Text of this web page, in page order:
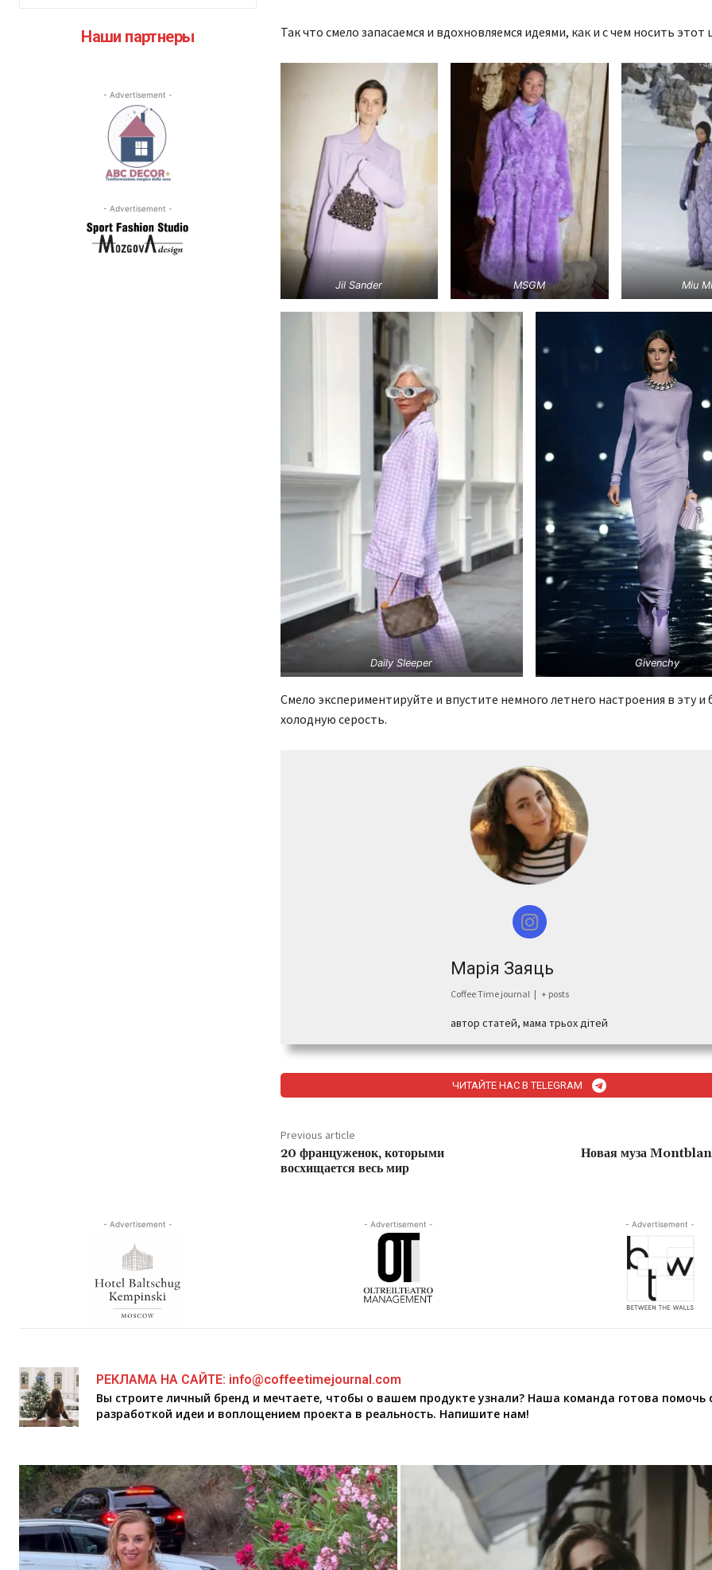
Наши партнеры
- Advertisement -
- Advertisement -
Так что смело запасаемся и вдохновляемся идеями, как и с чем носить этот
Jil Sander MSGM Miu
Daily Sleeper Givenchy
Смело экспериментируйте и впустите немного летнего настроения в эту и
холодную серость.
Марiя Заяць
Coffee Time journal | + posts
автор статей, мама трьох дiтей
ЧИТАЙТЕ НАС В TELEGRAM
Previous article
20 француженок, которыми
восхищается весь мир
Новая муза
- Advertisement - - Advertisement - - Advertisement -
РЕКЛАМА НА САЙТЕ: info@coffeetimejournal.com
Вы строите личный бренд и мечтаете, чтобы о вашем продукте узнали? Наша команда готова помочь
разработкой идеи и воплощением проекта в реальность. Напишите нам!